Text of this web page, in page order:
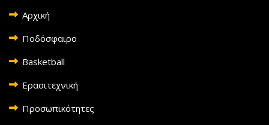
Αρχική
Ποδόσφαιρο
Basketball
Ερασιτεχνική
Προσωπικότητες